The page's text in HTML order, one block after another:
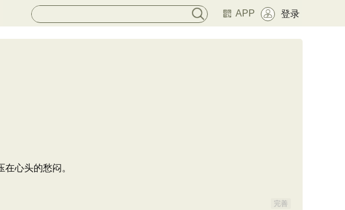
APP 登录
心头的愁闷。
完善